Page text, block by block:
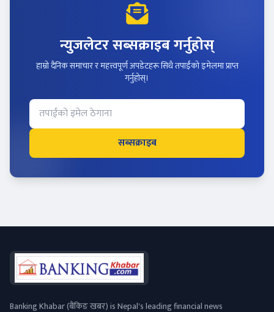
न्युजलेटर सब्सक्राइब गर्नुहोस्
हाम्रो दैनिक समाचार र महत्त्वपूर्ण अपडेटहरू सिधै तपाईंको इमेलमा प्राप्त
गर्नुहोस्।
सब्सक्राइब
Banking Khabar (बैंकिङ खबर) is Nepal's leading financial news